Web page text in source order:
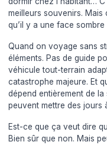
meilleurs souvenirs.
qu’il y a une face
Quand on voyage sans
éléments. Pas de guide
véhicule tout-terrain
catastrophe majeure. Et
dépend entièrement de
peuvent mettre des jours
Est-ce que ça veut dire
Bien sûr que non. Mais